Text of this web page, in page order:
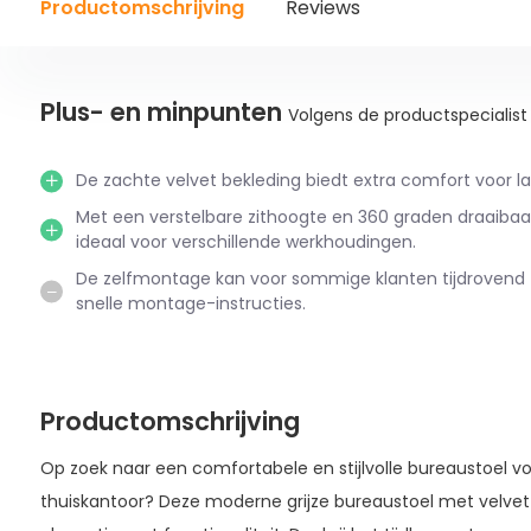
Productomschrijving Reviews
Plus- en minpunten Volgens de productspecialist
De zachte velvet bekleding biedt extra comfort voor
Met een verstelbare zithoogte en 360 graden
ideaal voor verschillende werkhoudingen.
De zelfmontage kan voor sommige klanten tijdrovend
snelle montage-instructies.
Productomschrijving
Op zoek naar een comfortabele en stijlvolle bureaustoel
thuiskantoor? Deze moderne grijze bureaustoel met